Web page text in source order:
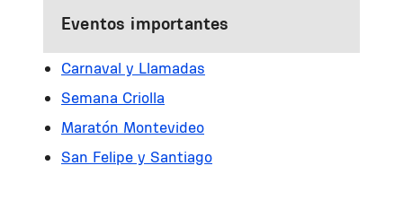
Eventos importantes
Carnaval y Llamadas
Semana Criolla
Maratón Montevideo
San Felipe y Santiago